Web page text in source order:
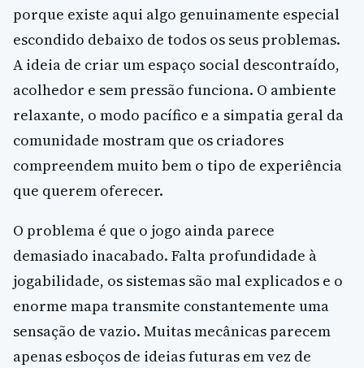
porque existe aqui algo genuinamente especial
escondido debaixo de todos os seus problemas.
A ideia de criar um espaço social descontraído,
acolhedor e sem pressão funciona. O ambiente
relaxante, o modo pacífico e a simpatia geral da
comunidade mostram que os criadores
compreendem muito bem o tipo de experiência
que querem oferecer.
O problema é que o jogo ainda parece
demasiado inacabado. Falta profundidade à
jogabilidade, os sistemas são mal explicados e o
enorme mapa transmite constantemente uma
sensação de vazio. Muitas mecânicas parecem
apenas esboços de ideias futuras em vez de